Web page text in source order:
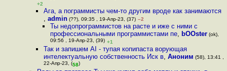
+2
Ага, а пограммисты чем-то другим вроде как занимаются
, admin(??), 09:35 , 19-Апр-23, (37) –2
Ты недопрограммистов на расте и иже с ними с
профессиональными программистами пе, bOOster (ok),
09:56 , 19-Апр-23, (39) +1
Так и запишем AI - тупая копипаста ворующая
интелектуальную собственность Иск в, Аноним (58), 13:41 ,
22-Апр-23, (58)